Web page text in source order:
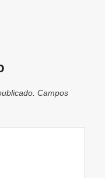
Campos